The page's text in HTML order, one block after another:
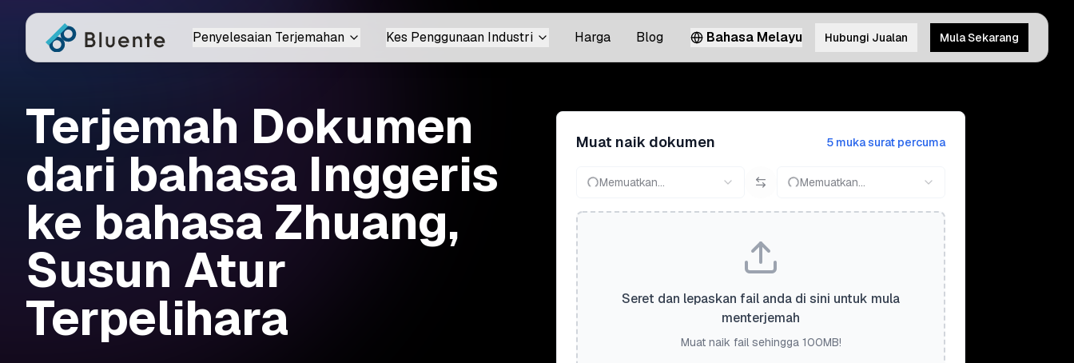
Penyelesaian Terjemahan Kes Penggunaan Industri Harga Blog Bahasa Melayu Hubungi Jualan Mula Sekarang
Terjemah Dokumen
dari bahasa Inggeris
ke bahasa Zhuang,
Susun Atur
Terpelihara
Muat naik dokumen 5 muka surat percuma
Memuatkan... Memuatkan...
Seret dan lepaskan fail anda di sini untuk mula
menterjemah
Muat naik fail sehingga 100MB!